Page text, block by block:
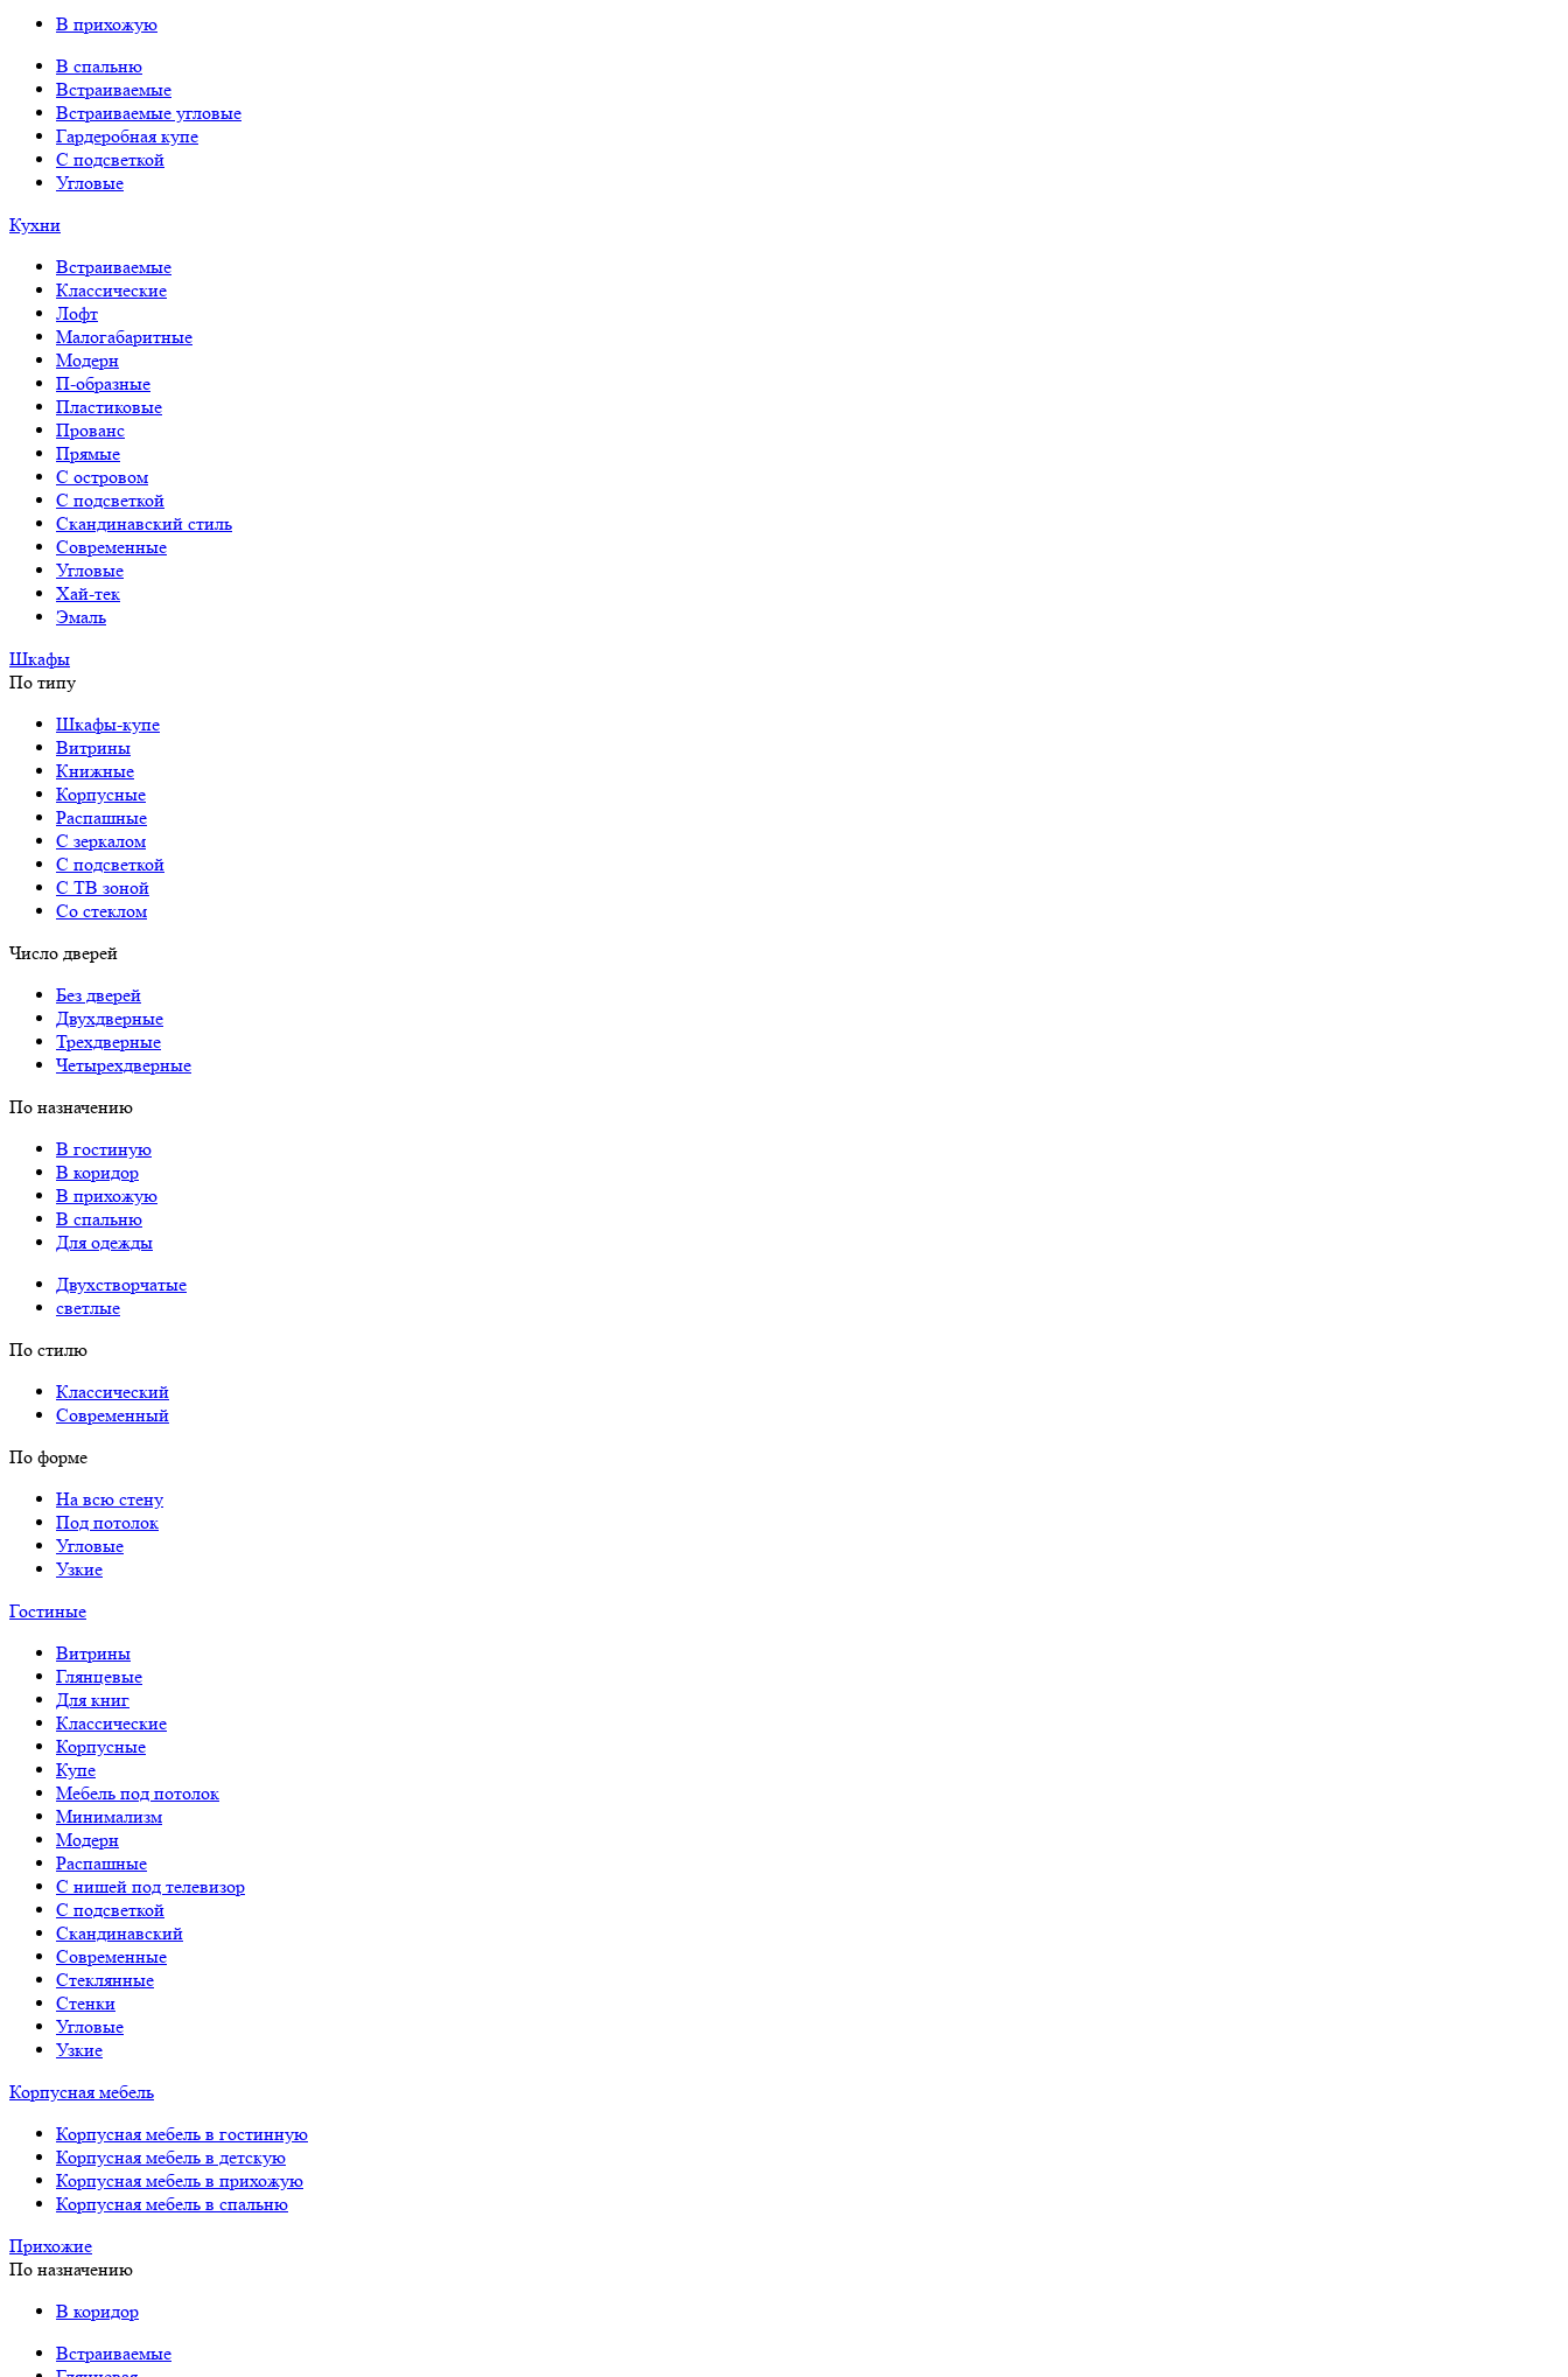
В прихожую
В спальню
Встраиваемые
Встраиваемые угловые
Гардеробная купе
С подсветкой
Угловые
Кухни
Встраиваемые
Классические
Лофт
Малогабаритные
Модерн
П-образные
Пластиковые
Прованс
Прямые
С островом
С подсветкой
Скандинавский стиль
Современные
Угловые
Хай-тек
Эмаль
Шкафы
По типу
Шкафы-купе
Витрины
Книжные
Корпусные
Распашные
С зеркалом
С подсветкой
С ТВ зоной
Со стеклом
Число дверей
Без дверей
Двухдверные
Трехдверные
Четырехдверные
По назначению
В гостиную
В коридор
В прихожую
В спальню
Для одежды
Двухстворчатые
светлые
По стилю
Классический
Современный
По форме
На всю стену
Под потолок
Угловые
Узкие
Гостиные
Витрины
Глянцевые
Для книг
Классические
Корпусные
Купе
Мебель под потолок
Минимализм
Модерн
Распашные
С нишей под телевизор
С подсветкой
Скандинавский
Современные
Стеклянные
Стенки
Угловые
Узкие
Корпусная мебель
Корпусная мебель в гостинную
Корпусная мебель в детскую
Корпусная мебель в прихожую
Корпусная мебель в спальню
Прихожие
По назначению
В коридор
Встраиваемые